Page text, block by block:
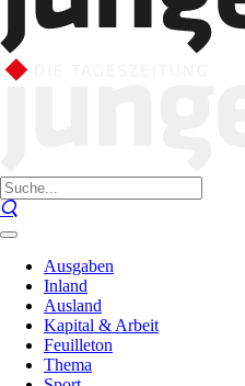
Ausgaben
Inland
Ausland
Kapital & Arbeit
Feuilleton
Thema